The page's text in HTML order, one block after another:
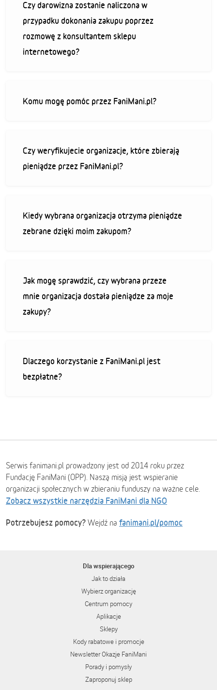
Czy darowizna zostanie naliczona w
przypadku dokonania zakupu poprzez
rozmowę z konsultantem sklepu
internetowego?
Komu mogę pomóc przez FaniMani.pl?
Czy weryfikujecie organizacje, które zbierają
pieniądze przez FaniMani.pl?
Kiedy wybrana organizacja otrzyma pieniądze
zebrane dzięki moim zakupom?
Jak mogę sprawdzić, czy wybrana przeze
mnie organizacja dostała pieniądze za moje
zakupy?
Dlaczego korzystanie z FaniMani.pl jest
bezpłatne?
Serwis fanimani.pl prowadzony jest od 2014 roku przez
Fundację FaniMani (OPP). Naszą misją jest wspieranie
organizacji społecznych w zbieraniu funduszy na ważne cele.
Zobacz wszystkie narzędzia FaniMani dla NGO
Potrzebujesz pomocy? Wejdź na fanimani.pl/pomoc
Dla wspierającego
Jak to działa
Wybierz organizację
Centrum pomocy
Aplikacje
Sklepy
Kody rabatowe i promocje
Newsletter Okazje FaniMani
Porady i pomysły
Zaproponuj sklep